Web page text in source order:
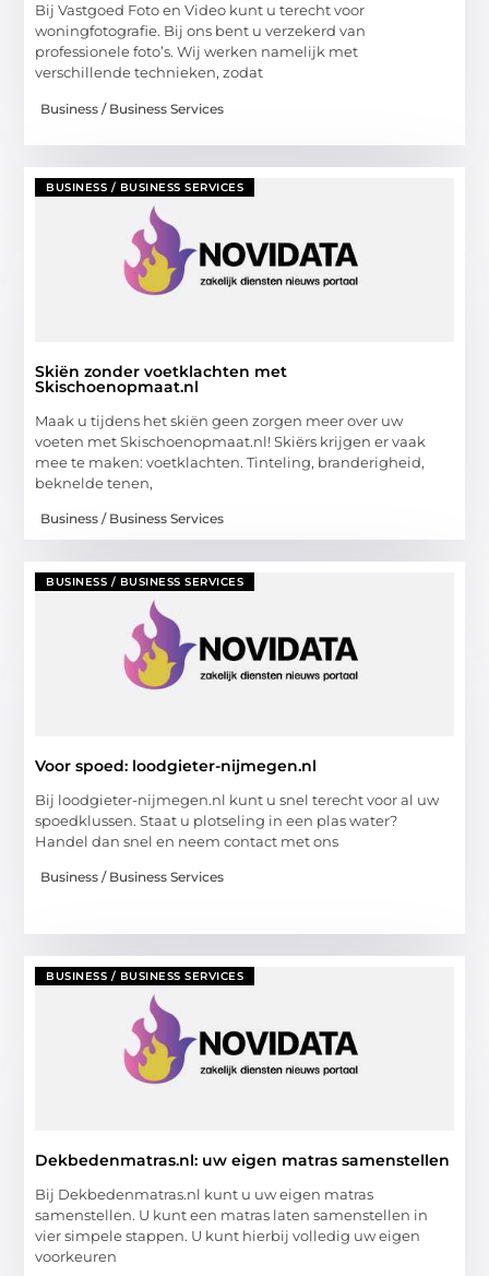
Bij Vastgoed Foto en Video kunt u terecht voor
woningfotografie. Bij ons bent u verzekerd van
professionele foto’s. Wij werken namelijk met
verschillende technieken, zodat
Business / Business Services
BUSINESS / BUSINESS SERVICES
Skiën zonder voetklachten met
Skischoenopmaat.nl
Maak u tijdens het skiën geen zorgen meer over uw
voeten met Skischoenopmaat.nl! Skiërs krijgen er vaak
mee te maken: voetklachten. Tinteling, branderigheid,
beknelde tenen,
Business / Business Services
BUSINESS / BUSINESS SERVICES
Voor spoed: loodgieter-nijmegen.nl
Bij loodgieter-nijmegen.nl kunt u snel terecht voor al uw
spoedklussen. Staat u plotseling in een plas water?
Handel dan snel en neem contact met ons
Business / Business Services
BUSINESS / BUSINESS SERVICES
Dekbedenmatras.nl: uw eigen matras samenstellen
Bij Dekbedenmatras.nl kunt u uw eigen matras
samenstellen. U kunt een matras laten samenstellen in
vier simpele stappen. U kunt hierbij volledig uw eigen
voorkeuren